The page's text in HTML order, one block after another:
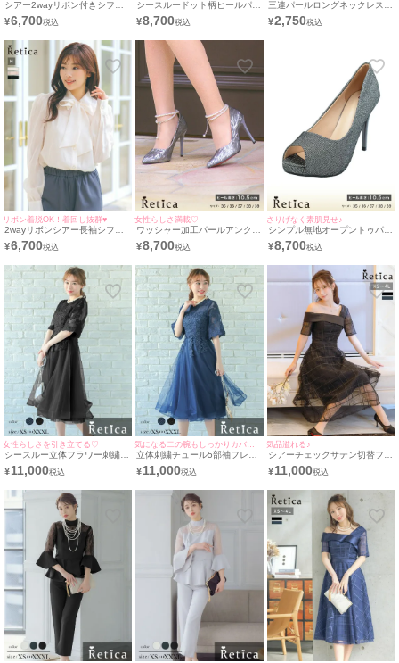
シアー2wayリボン付きシフォ
ンブラウス [Retica/レティカ]
¥6,700
シースルードット柄ヒールパン
プス (ブラック) (8cmヒール)
[Retica/レティカ]
¥8,700
三連パールロングネックレス
[Retica/レティカ]
¥2,750
リボン着脱OK！着回し抜群♥
2wayリボンシアー長袖シフォ
ンブラウス [Retica/レティカ]
¥6,700
女性らしさ満載♡
ワッシャー加工パールアンクル
ストラップパンプス (グレー)
(10.5cmヒール) [Retica/レティ
¥8,700
さりげなく素肌見せ♪
シンプル無地オープントゥパン
プス (シルバー) (10.5cmヒー
ル) [Retica/レティカ]
¥8,700
女性らしさを引き立てる♡
シースルー立体フラワー刺繍チ
ュール5部袖フレア膝下結婚式
パーティードレス [Retica/レテ
¥11,000
気になる二の腕もしっかりカバー◎
立体刺繍チュール5部袖フレア
膝下シースルー結婚式パーティ
ードレス [Retica/レティカ]
¥11,000
気品溢れる♪
シアーチェックサテン切替フレ
ア5部袖膝下ワンショルダー結
婚式パーティードレス [Retica/
¥11,000